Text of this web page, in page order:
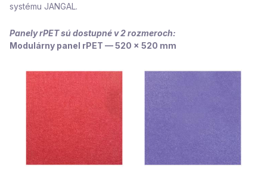
systému JANGAL.
Panely rPET sú dostupné v 2 rozmeroch:
Modulárny panel rPET — 520 x 520 mm